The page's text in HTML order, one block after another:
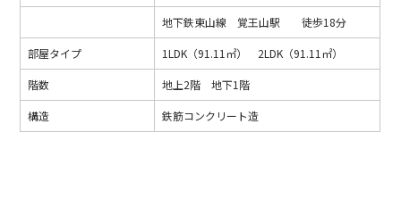
地下鉄東山線 覚王山駅 徒歩18分
部屋タイプ 1LDK（91.11㎡） 2LDK（91.11㎡）
階数 地上2階 地下1階
構造 鉄筋コンクリート造